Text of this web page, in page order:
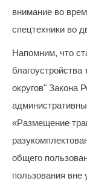
abon@eirz-
karelia.ru
8
(8142)
07
;
(или
номеру
телефона,
указанному
внимание во
спецтехники во
Напомним, что
благоустройства
округов" Закона
«Размещение
общего
пользования вне